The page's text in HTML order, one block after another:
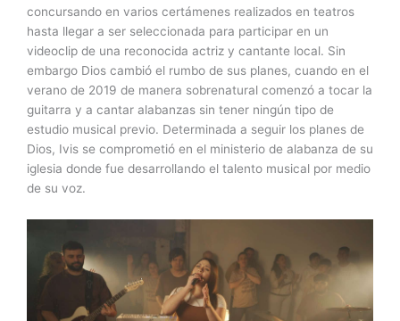
concursando en varios certámenes realizados en teatros
hasta llegar a ser seleccionada para participar en un
videoclip de una reconocida actriz y cantante local. Sin
embargo Dios cambió el rumbo de sus planes, cuando en el
verano de 2019 de manera sobrenatural comenzó a tocar la
guitarra y a cantar alabanzas sin tener ningún tipo de
estudio musical previo. Determinada a seguir los planes de
Dios, Ivis se comprometió en el ministerio de alabanza de su
iglesia donde fue desarrollando el talento musical por medio
de su voz.